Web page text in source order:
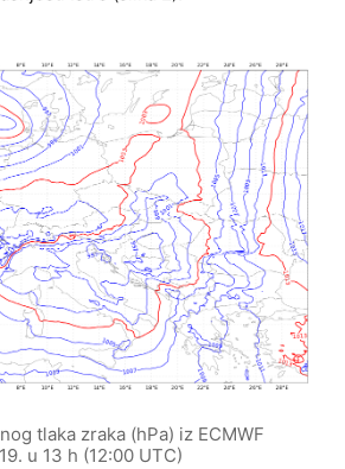
tlaka zraka (hPa) iz ECMWF
u 13 h (12:00 UTC)